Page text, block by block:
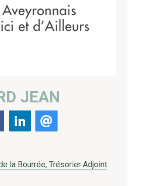
JEAN
la Bourrée, Trésorier Adjoint